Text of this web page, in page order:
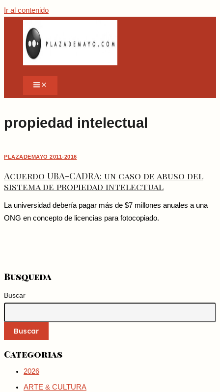
Ir al contenido
propiedad intelectual
PLAZADEMAYO 2011-2016
Acuerdo UBA-CADRA: un caso de abuso del
sistema de propiedad intelectual
La universidad debería pagar más de $7 millones anuales a una
ONG en concepto de licencias para fotocopiado.
Busqueda
Buscar
Buscar
Categorias
2026
ARTE & CULTURA